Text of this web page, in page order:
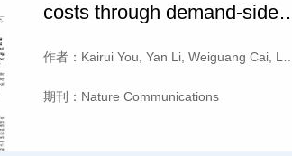
costs through demand-side
作者： Kairui You, Yan Li, Weiguang Cai,
期刊： Nature Communications